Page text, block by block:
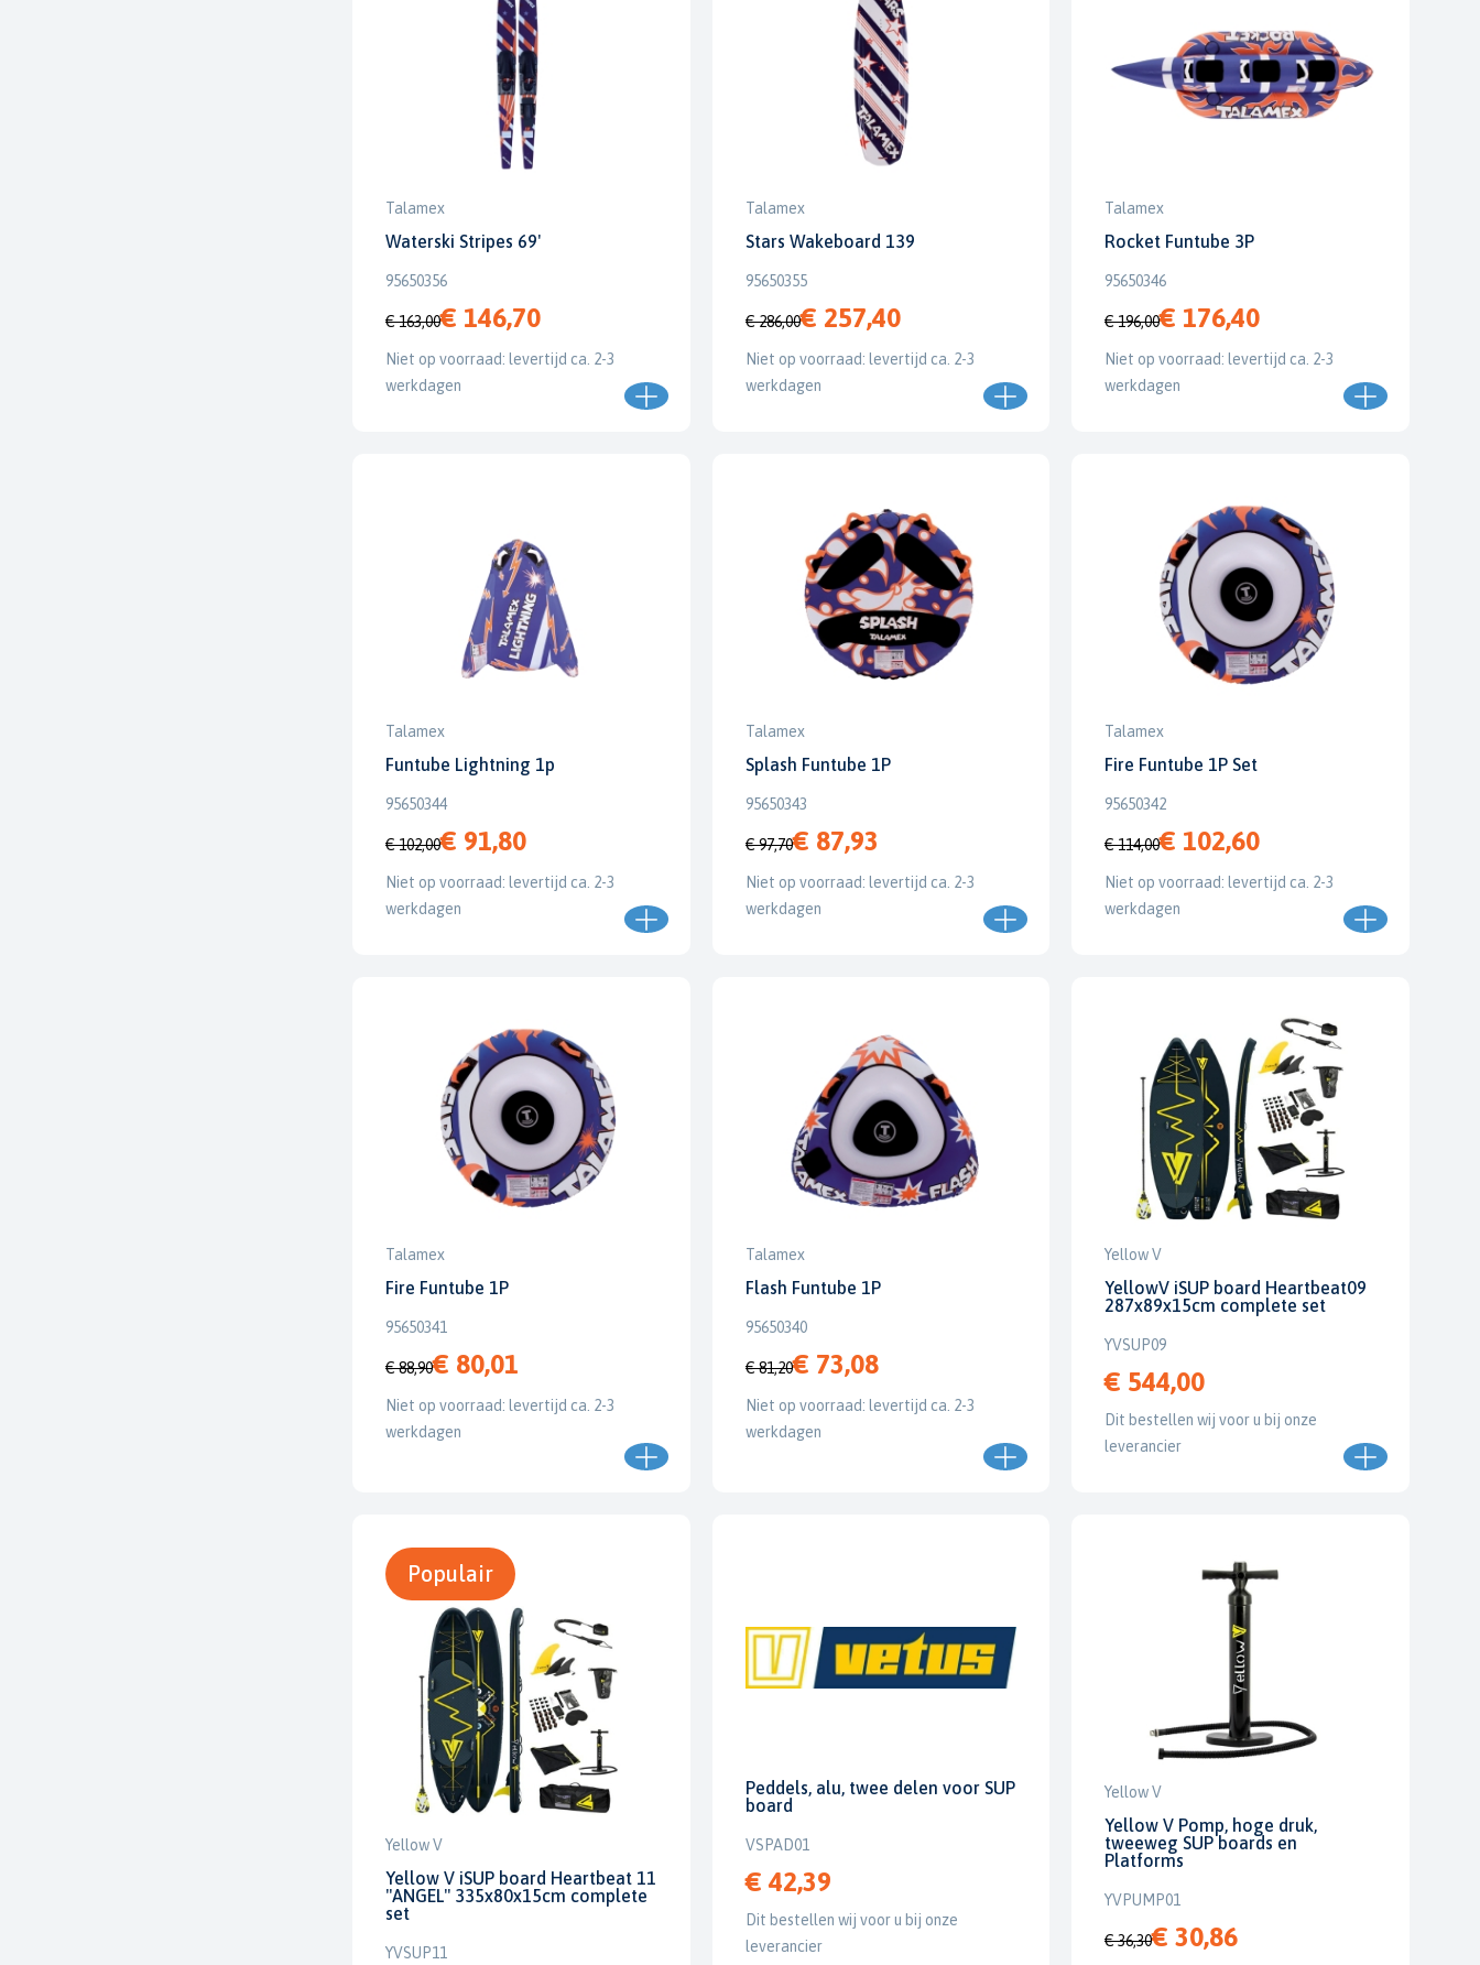
Talamex
Waterski Stripes 69'
95650356
€ 163,00€ 146,70
Niet op voorraad: levertijd ca. 2-3
werkdagen
Talamex
Stars Wakeboard 139
95650355
€ 286,00€ 257,40
Niet op voorraad: levertijd ca. 2-3
werkdagen
Talamex
Rocket Funtube 3P
95650346
€ 196,00€ 176,40
Niet op voorraad: levertijd ca. 2-3
werkdagen
Talamex
Funtube Lightning 1p
95650344
€ 102,00€ 91,80
Niet op voorraad: levertijd ca. 2-3
werkdagen
Talamex
Splash Funtube 1P
95650343
€ 97,70€ 87,93
Niet op voorraad: levertijd ca. 2-3
werkdagen
Talamex
Fire Funtube 1P Set
95650342
€ 114,00€ 102,60
Niet op voorraad: levertijd ca. 2-3
werkdagen
Talamex
Fire Funtube 1P
95650341
€ 88,90€ 80,01
Niet op voorraad: levertijd ca. 2-3
werkdagen
Talamex
Flash Funtube 1P
95650340
€ 81,20€ 73,08
Niet op voorraad: levertijd ca. 2-3
werkdagen
Yellow V
YellowV iSUP board Heartbeat09
287x89x15cm complete set
YVSUP09
€ 544,00
Dit bestellen wij voor u bij onze
leverancier
Populair
Yellow V
Yellow V iSUP board Heartbeat 11
"ANGEL" 335x80x15cm complete
set
YVSUP11
Peddels, alu, twee delen voor SUP
board
VSPAD01
€ 42,39
Dit bestellen wij voor u bij onze
leverancier
Yellow V
Yellow V Pomp, hoge druk,
tweeweg SUP boards en
Platforms
YVPUMP01
€ 36,30€ 30,86